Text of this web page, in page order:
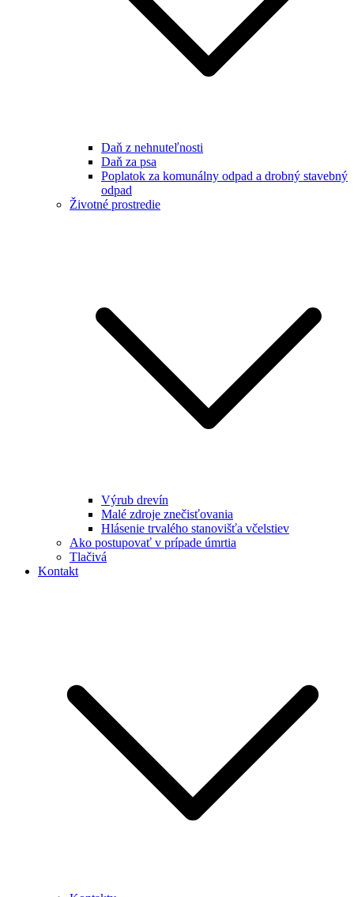
Daň z nehnuteľnosti
Daň za psa
Poplatok za komunálny odpad a drobný stavebný
odpad
Životné prostredie
Výrub drevín
Malé zdroje znečisťovania
Hlásenie trvalého stanovišťa včelstiev
Ako postupovať v prípade úmrtia
Tlačivá
Kontakt